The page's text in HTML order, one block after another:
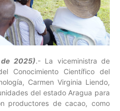
2025).- La viceministra de
Conocimiento Científico del
Carmen Virginia Liendo,
del estado Aragua para
productores de cacao, como